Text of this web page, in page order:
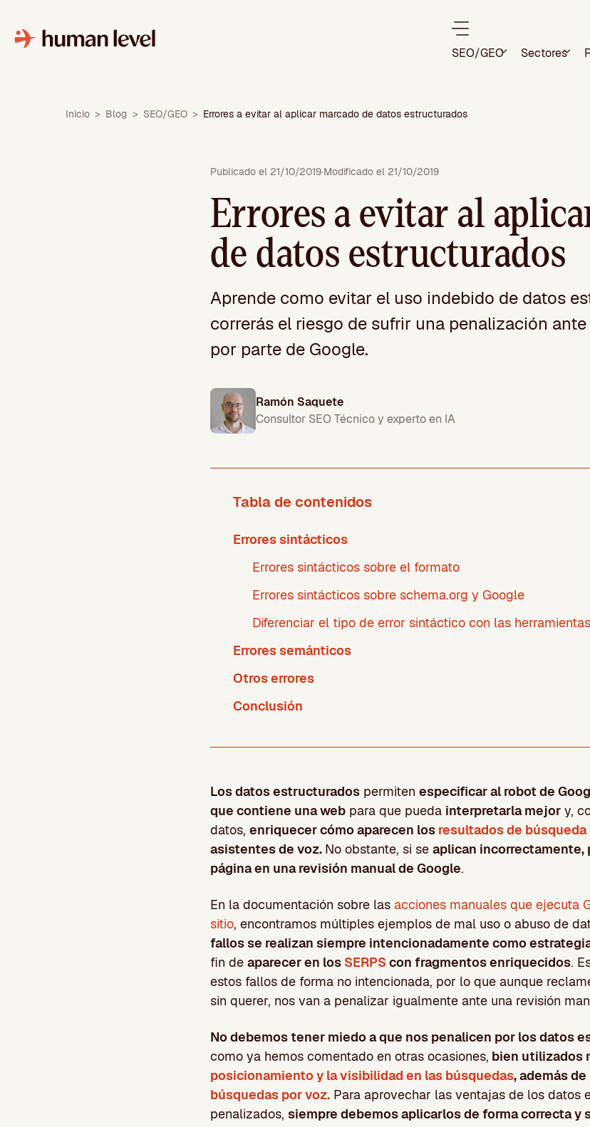
contenido
SEO/GEO Sectores
Inicio > Blog > SEO/GEO > Errores a evitar al aplicar marcado de datos estructurados
Publicado el 21/10/2019·Modificado el 21/10/2019
Errores a evitar al
de datos estructurados
Aprende como evitar el uso indebido de datos
correrás el riesgo de sufrir una penalización
por parte de Google.
Ramón Saquete
Consultor SEO Técnico y experto en IA
Tabla de contenidos
Errores sintácticos
Errores sintácticos sobre el formato
Errores sintácticos sobre schema.org y Google
Diferenciar el tipo de error sintáctico con las
Errores semánticos
Otros errores
Conclusión
Los datos estructurados permiten especificar al robot de
que contiene una web para que pueda interpretarla mejor y,
datos, enriquecer cómo aparecen los resultados de búsqueda
asistentes de voz. No obstante, si se aplican incorrectamente,
página en una revisión manual de Google.
En la documentación sobre las acciones manuales que ejecuta
sitio, encontramos múltiples ejemplos de mal uso o abuso de
fallos se realizan siempre intencionadamente como
fin de aparecer en los SERPS con fragmentos enriquecidos.
estos fallos de forma no intencionada, por lo que aunque
sin querer, nos van a penalizar igualmente ante una revisión
No debemos tener miedo a que nos penalicen por los datos
como ya hemos comentado en otras ocasiones, bien utilizados
posicionamiento y la visibilidad en las búsquedas, además de
búsquedas por voz. Para aprovechar las ventajas de los datos
penalizados, siempre debemos aplicarlos de forma correcta y